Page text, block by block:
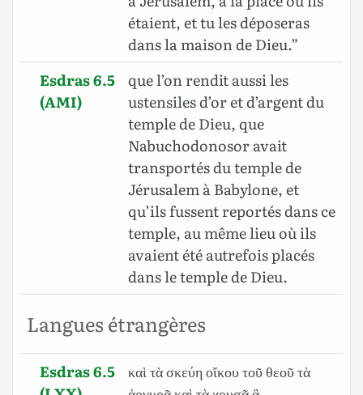
étaient, et tu les déposeras
dans la maison de Dieu.”
Esdras 6.5
(AMI)
que l’on rendit aussi les
ustensiles d’or et d’argent du
temple de Dieu, que
Nabuchodonosor avait
transportés du temple de
Jérusalem à Babylone, et
qu’ils fussent reportés dans ce
temple, au même lieu où ils
avaient été autrefois placés
dans le temple de Dieu.
Langues étrangères
Esdras 6.5 καὶ τὰ σκεύη οἴκου τοῦ θεοῦ τὰ